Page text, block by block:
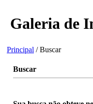
Galeria de
Principal / Buscar
Buscar